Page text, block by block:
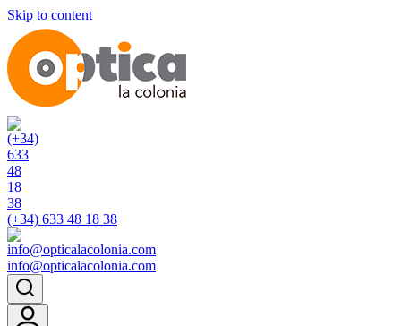
Skip to content
(+34) 633 48 18 38
info@opticalacolonia.com